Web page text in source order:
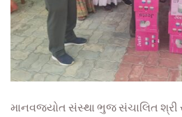
માનવજ્યોત સંસ્થા ભુજ સંચાલિત શ્રી